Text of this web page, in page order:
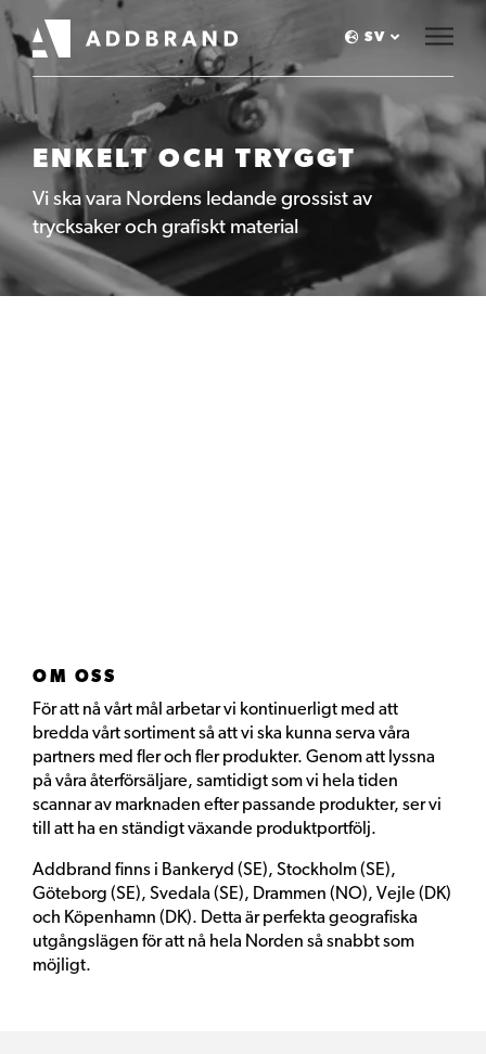
SV
ENKELT OCH TRYGGT
Vi ska vara Nordens ledande grossist av
trycksaker och grafiskt material
OM OSS
För att nå vårt mål arbetar vi kontinuerligt med att
bredda vårt sortiment så att vi ska kunna serva våra
partners med fler och fler produkter. Genom att lyssna
på våra återförsäljare, samtidigt som vi hela tiden
scannar av marknaden efter passande produkter, ser vi
till att ha en ständigt växande produktportfölj.
Addbrand finns i Bankeryd (SE), Stockholm (SE),
Göteborg (SE), Svedala (SE), Drammen (NO), Vejle (DK)
och Köpenhamn (DK). Detta är perfekta geografiska
utgångslägen för att nå hela Norden så snabbt som
möjligt.